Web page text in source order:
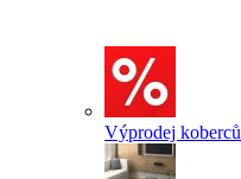
Výprodej koberců